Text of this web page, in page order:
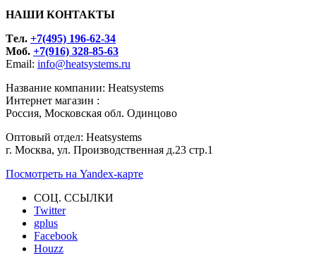
НАШИ КОНТАКТЫ
Tел. +7(495) 196-62-34
Моб. +7(916) 328-85-63
Email: info@heatsystems.ru
Название компании: Heatsystems
Интернет магазин :
Россия, Московская обл. Одинцово
Оптовый отдел: Heatsystems
г. Москва, ул. Производственная д.23 стр.1
Посмотреть на Yandex-карте
СОЦ. ССЫЛКИ
Twitter
gplus
Facebook
Houzz